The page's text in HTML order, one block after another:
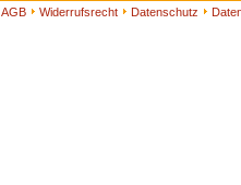
AGB Widerrufsrecht Datenschutz